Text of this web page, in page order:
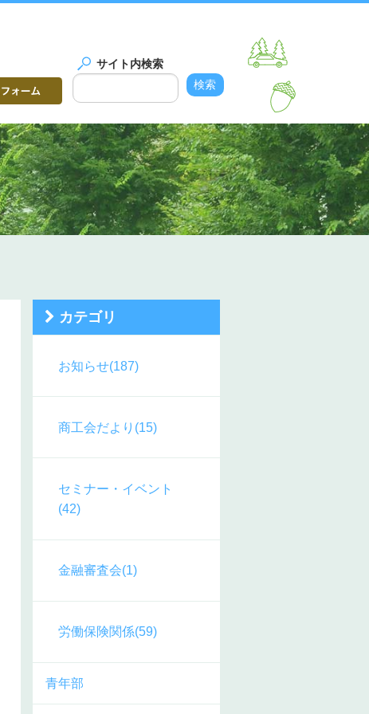
サイト内検索
カテゴリ
お知らせ(187)
商工会だより(15)
セミナー・イベント
(42)
金融審査会(1)
労働保険関係(59)
青年部